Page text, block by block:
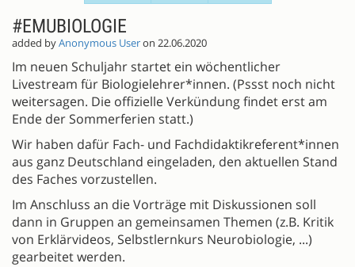
#EMUBIOLOGIE
added byAnonymous Useron 22.06.2020
Im neuen Schuljahr startet ein wöchentlicher
Livestream für Biologielehrer*innen. (Pssst noch nicht
weitersagen. Die offizielle Verkündung findet erst am
Ende der Sommerferien statt.)
Wir haben dafür Fach- und Fachdidaktikreferent*innen
aus ganz Deutschland eingeladen, den aktuellen Stand
des Faches vorzustellen.
Im Anschluss an die Vorträge mit Diskussionen soll
dann in Gruppen an gemeinsamen Themen (z.B. Kritik
von Erklärvideos, Selbstlernkurs Neurobiologie, ...)
gearbeitet werden.